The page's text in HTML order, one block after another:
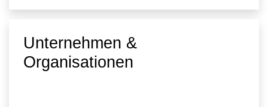
Unternehmen &
Organisationen